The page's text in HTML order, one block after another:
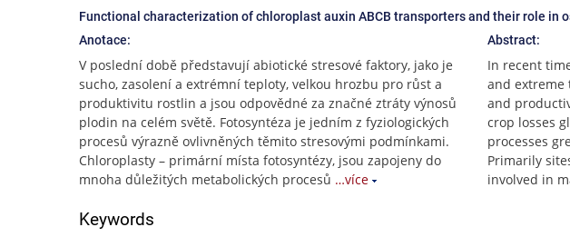
Functional characterization of chloroplast auxin ABCB transporters and their role in
Anotace:
V poslední době představují abiotické stresové faktory, jako je
sucho, zasolení a extrémní teploty, velkou hrozbu pro růst a
produktivitu rostlin a jsou odpovědné za značné ztráty výnosů
plodin na celém světě. Fotosyntéza je jedním z fyziologických
procesů výrazně ovlivněných těmito stresovými podmínkami.
Chloroplasty – primární místa fotosyntézy, jsou zapojeny do
mnoha důležitých metabolických procesů …více
Abstract:
In recent
and extreme
and
crop losses
processes
Primarily
involved in
Keywords